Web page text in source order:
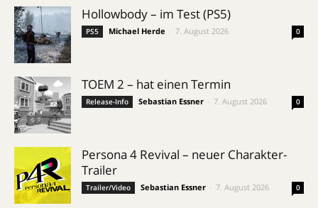
Hollowbody – im Test (PS5)
PS5 Michael Herde 7. August 2026 0
TOEM 2 – hat einen Termin
Release-Info Sebastian Essner 7. August 2026 0
Persona 4 Revival – neuer Charakter-
Trailer
Trailer/Video Sebastian Essner 7. August 2026 0